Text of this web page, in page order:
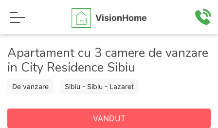
VisionHome
Apartament cu 3 camere de vanzare
in City Residence Sibiu
De vanzare Sibiu - Sibiu - Lazaret
VANDUT